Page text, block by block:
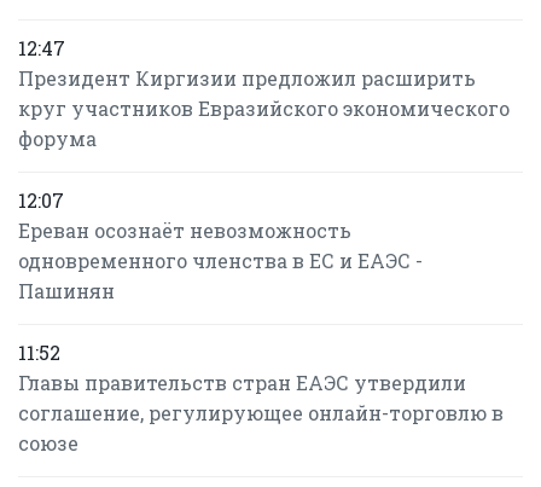
12:47
Президент Киргизии предложил расширить
круг участников Евразийского экономического
форума
12:07
Ереван осознаёт невозможность
одновременного членства в ЕС и ЕАЭС -
Пашинян
11:52
Главы правительств стран ЕАЭС утвердили
соглашение, регулирующее онлайн-торговлю в
союзе